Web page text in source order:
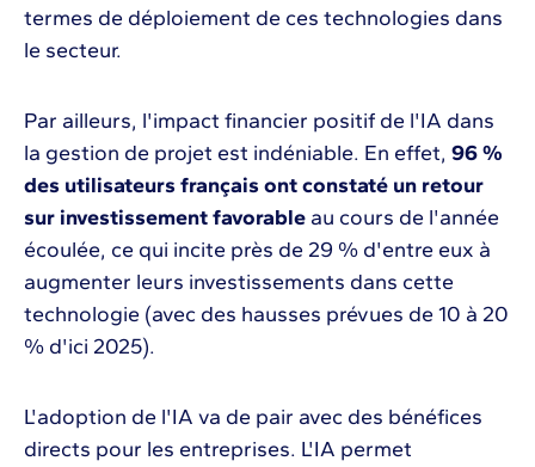
termes de déploiement de ces technologies dans
le secteur.
Par ailleurs, l'impact financier positif de l'IA dans
la gestion de projet est indéniable. En effet, 96 %
des utilisateurs français ont constaté un retour
sur investissement favorable au cours de l'année
écoulée, ce qui incite près de 29 % d'entre eux à
augmenter leurs investissements dans cette
technologie (avec des hausses prévues de 10 à 20
% d'ici 2025).
L'adoption de l'IA va de pair avec des bénéfices
directs pour les entreprises. L'IA permet